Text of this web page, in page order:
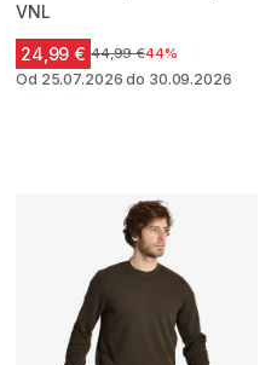
VNL
24,99 € Cena pred znižanjem
44,99 €44%
Od 25.07.2026 do 30.09.2026